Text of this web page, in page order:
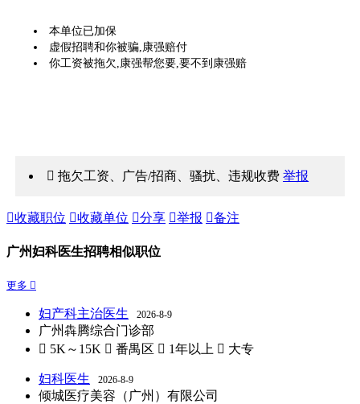
本单位已加保
虚假招聘和你被骗,康强赔付
你工资被拖欠,康强帮您要,要不到康强赔
 拖欠工资、广告/招商、骚扰、违规收费举报
收藏职位 收藏单位 分享 举报 备注
广州妇科医生招聘相似职位
更多 
妇产科主治医生 2026-8-9
广州犇腾综合门诊部
 5K～15K  番禺区  1年以上  大专
妇科医生 2026-8-9
倾城医疗美容（广州）有限公司